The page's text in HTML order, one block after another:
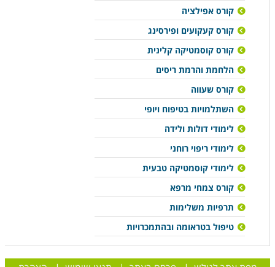
קורס אפילציה
קורס קעקועים ופירסינג
קורס קוסמטיקה קלינית
הלחמת והרמת ריסים
קורס שעווה
השתלמויות בטיפוח ויופי
לימודי דולות ולידה
לימודי ריפוי רוחני
לימודי קוסמטיקה טבעית
קורס צמחי מרפא
תרפיות משלימות
טיפול בטראומה ובהתמכרויות